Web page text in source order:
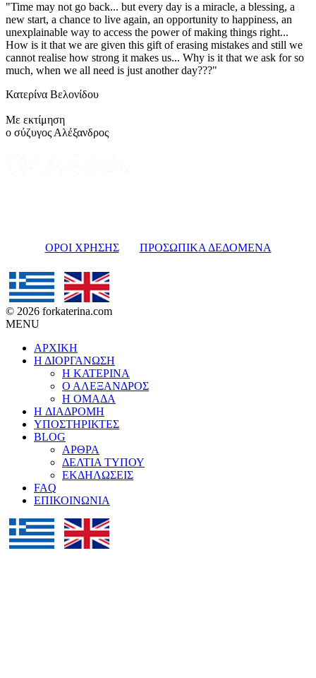
"Time may not go back... but every day is a miracle, a blessing, a
new start, a chance to live again, an opportunity to happiness, an
unexplainable way to access the power of making things right...
How is it that we are given this gift of erasing mistakes and still we
cannot realise how strong it makes us... Why is it that we ask for so
much, when we all need is just another day???"
Κατερίνα Βελονίδου
Με εκτίμηση
ο σύζυγος Αλέξανδρος
ΟΡΟΙ ΧΡΗΣΗΣ ΠΡΟΣΩΠΙΚΑ ΔΕΔΟΜΕΝΑ
© 2026 forkaterina.com
MENU
ΑΡΧΙΚΗ
Η ΔΙΟΡΓΑΝΩΣΗ
Η ΚΑΤΕΡΙΝΑ
Ο ΑΛΕΞΑΝΔΡΟΣ
Η ΟΜΑΔΑ
H ΔΙΑΔΡΟΜΗ
ΥΠΟΣΤΗΡΙΚΤΕΣ
BLOG
ΑΡΘΡΑ
ΔΕΛΤΙΑ ΤΥΠΟΥ
ΕΚΔΗΛΩΣΕΙΣ
FAQ
ΕΠΙΚΟΙΝΩΝΙΑ